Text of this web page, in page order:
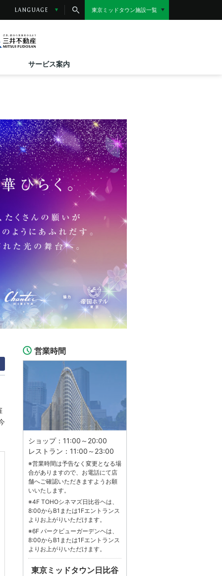
LANGUAGE 東京ミッドタウン施設一覧
サービス案内
金)～8/31(月)
スイーツ ～真夏の日比谷、冷たい誘惑～
金)～8/31(月)
おにぎり総選挙
なお子様をお連れのお客様へ
営業時間
ショップ：11:00～20:00
レストラン：11:00～23:00
※営業時間は予告なく変更となる場
合がありますので、お電話にて店
舗へご確認いただきますようお願
いいたします。
※4F TOHOシネマズ日比谷ヘは、
8:00からB1または1Fエントランス
よりお上がりいただけます。
※6F パークビューガーデンヘは、
8:00からB1または1Fエントランス
よりお上がりいただけます。
東京ミッドタウン日比谷